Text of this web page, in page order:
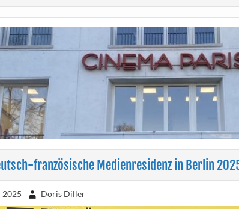
französische Medienresidenz in Berlin
2025 Doris Diller